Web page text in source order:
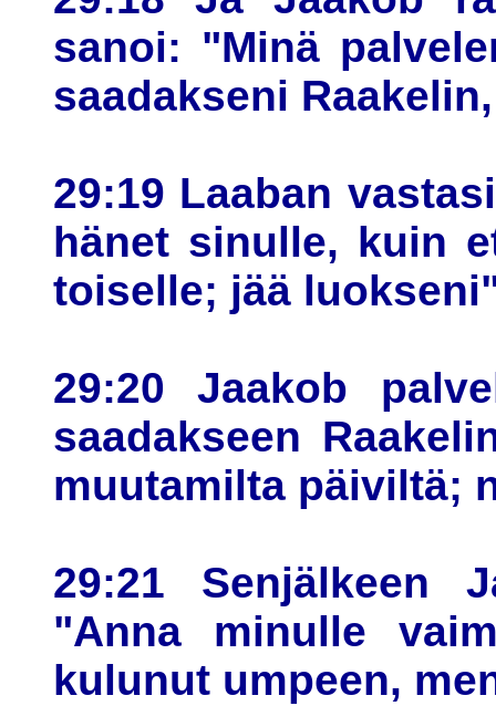
sanoi: "Minä
saadakseni
29:19 Laaban
hänet sinulle, kuin
toiselle; jää
29:20 Jaakob
saadakseen
muutamilta päiviltä;
29:21 Senjälkeen
"Anna minulle
kulunut umpeen,